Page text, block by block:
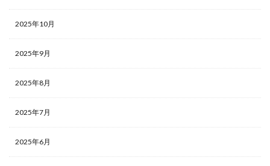
2025年10月
2025年9月
2025年8月
2025年7月
2025年6月